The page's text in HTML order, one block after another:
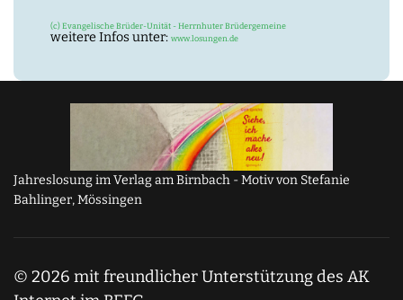
(c) Evangelische Brüder-Unität - Herrnhuter Brüdergemeine
weitere Infos unter: www.losungen.de
Jahreslosung im Verlag am Birnbach - Motiv von Stefanie
Bahlinger, Mössingen
© 2026 mit freundlicher Unterstützung des AK